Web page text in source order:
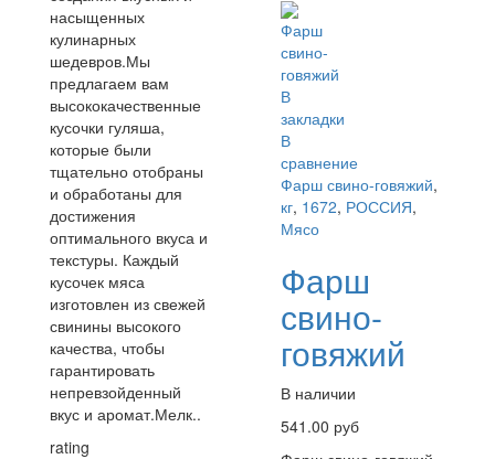
насыщенных
кулинарных
шедевров.Мы
предлагаем вам
высококачественные
кусочки гуляша,
которые были
тщательно отобраны
и обработаны для
достижения
оптимального вкуса и
текстуры. Каждый
кусочек мяса
изготовлен из свежей
свинины высокого
качества, чтобы
гарантировать
непревзойденный
вкус и аромат.Мелк..
rating
В
закладки
В
сравнение
Фарш свино-говяжий,
кг, 1672, РОССИЯ,
Мясо
Фарш
свино-
говяжий
В наличии
541.00 руб